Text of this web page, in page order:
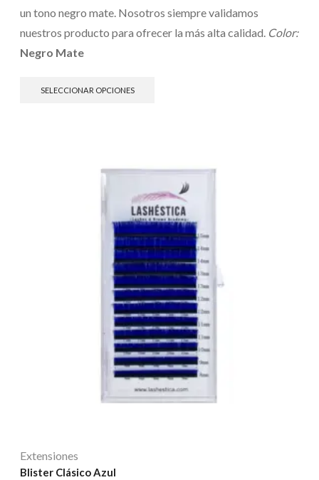
un tono negro mate. Nosotros siempre validamos
nuestros producto para ofrecer la más alta calidad. Color:
Negro Mate
SELECCIONAR OPCIONES
Extensiones
Blister Clásico Azul